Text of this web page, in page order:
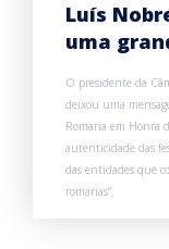
Luís
uma
O presidente da
deixou uma
Romaria em Honra
autenticidade das
das entidades que
romarias”.